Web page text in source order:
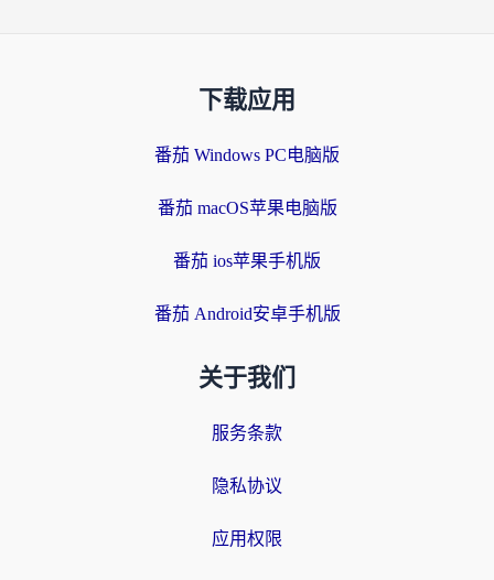
下载应用
番茄 Windows PC电脑版
番茄 macOS苹果电脑版
番茄 ios苹果手机版
番茄 Android安卓手机版
关于我们
服务条款
隐私协议
应用权限